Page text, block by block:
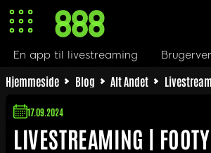
Hjemmeside Blog Alt Andet
LIVESTREAMING |
17.09.2024
til livestreaming Brugervenlig